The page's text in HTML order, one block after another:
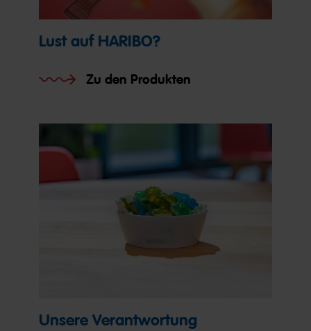
Lust auf HARIBO?
Zu den Produkten
Unsere Verantwortung